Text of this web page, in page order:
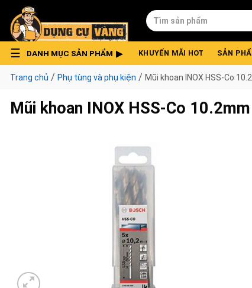
content
Tìm
kiếm:
DANH MỤC SẢN PHẨM KHUYẾN MÃI HOT SẢN
Trang chủ / Phụ tùng và phụ kiện / Mũi khoan INOX HSS-Co
Mũi khoan INOX HSS-Co